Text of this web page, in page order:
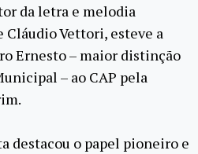
da letra e melodia
Vettori, esteve a
Ernesto – maior distinção
– ao CAP pela
destacou o papel pioneiro e